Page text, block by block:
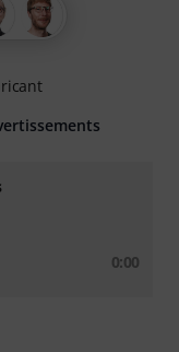
0:00